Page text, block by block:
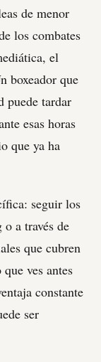
de menor
los combates
el
boxeador que
puede tardar
esas horas
que ya ha
seguir los
a través de
que cubren
ves antes
constante
ser